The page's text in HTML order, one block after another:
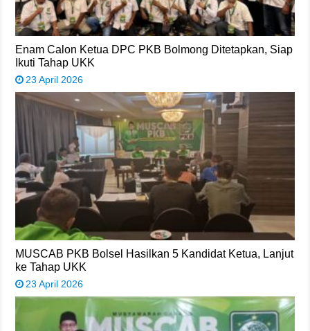
Enam Calon Ketua DPC PKB Bolmong Ditetapkan, Siap
Ikuti Tahap UKK
23 April 2026
MUSCAB PKB Bolsel Hasilkan 5 Kandidat Ketua, Lanjut
ke Tahap UKK
23 April 2026